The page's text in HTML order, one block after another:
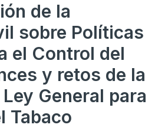
de la
sobre Políticas
el Control del
y retos de la
General para
Tabaco